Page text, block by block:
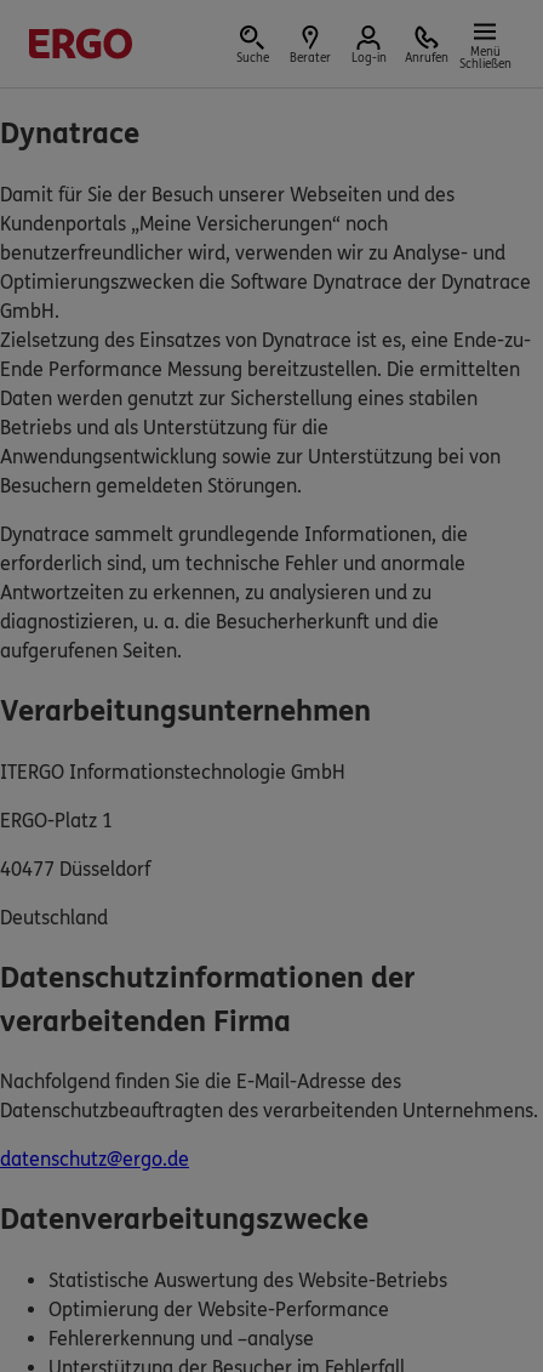
Suche Berater Log-in Anrufen
Menü
Schließen
Jetzt Förderung selbst berechnen.
Jetzt informieren
Nicht sicher, was Sie benötigen?
Dann lassen Sie sich helfen.
Service
Meine Versicherungen
Sehen Sie auf einen Blick Ihre Versicherungen bei
Schaden- oder Leistungsfall melden
Bequem online oder telefonisch.
Meine Versicherungen
Sehen Sie auf einen Blick Ihre Versicherungen bei
ERGO, dem ERGO Rechtsschutz und der DKV.
Dynatrace
Damit für Sie der Besuch unserer Webseiten und des
Kundenportals „Meine Versicherungen“ noch
benutzerfreundlicher wird, verwenden wir zu Analyse- und
Optimierungszwecken die Software Dynatrace der Dynatrace
GmbH.
Zielsetzung des Einsatzes von Dynatrace ist es, eine Ende-zu-
Ende Performance Messung bereitzustellen. Die ermittelten
Daten werden genutzt zur Sicherstellung eines stabilen
Betriebs und als Unterstützung für die
Anwendungsentwicklung sowie zur Unterstützung bei von
Besuchern gemeldeten Störungen.
Dynatrace sammelt grundlegende Informationen, die
erforderlich sind, um technische Fehler und anormale
Antwortzeiten zu erkennen, zu analysieren und zu
diagnostizieren, u. a. die Besucherherkunft und die
aufgerufenen Seiten.
Verarbeitungsunternehmen
ITERGO Informationstechnologie GmbH
ERGO-Platz 1
40477 Düsseldorf
Deutschland
Datenschutzinformationen der
verarbeitenden Firma
Nachfolgend finden Sie die E-Mail-Adresse des
Datenschutzbeauftragten des verarbeitenden Unternehmens.
datenschutz@ergo.de
Datenverarbeitungszwecke
Statistische Auswertung des Website-Betriebs
Optimierung der Website-Performance
Fehlererkennung und –analyse